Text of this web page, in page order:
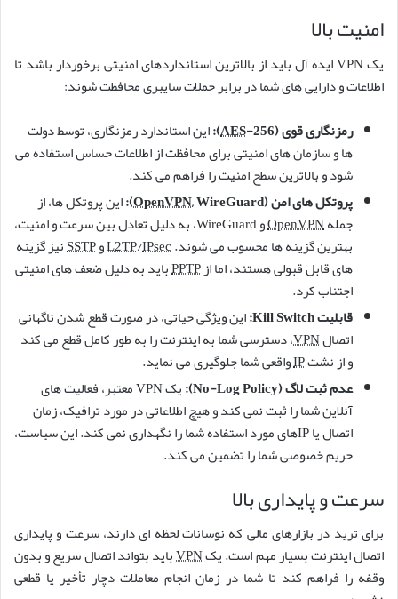
امنیت بالا
یک VPN ایده آل باید از بالاترین استانداردهای امنیتی برخوردار باشد تا
اطلاعات و دارایی های شما در برابر حملات سایبری محافظت شوند:
رمزنگاری قوی (
AES-256):
این استاندارد رمزنگاری، توسط دولت
ها و سازمان های امنیتی برای محافظت از اطلاعات حساس استفاده می
شود و بالاترین سطح امنیت را فراهم می کند.
پروتکل های امن (
OpenVPN, WireGuard):
این پروتکل ها، از
جملهOpenVPN
و WireGuard، به دلیل تعادل بین سرعت و امنیت،
بهترین گزینه ها محسوب می شوند.
L2TP/IPsec وSSTPنیز گزینه
های قابل قبولی هستند، اما ازPPTPباید به دلیل ضعف های امنیتی
اجتناب کرد.
قابلیت Kill Switch:
این ویژگی حیاتی، در صورت قطع شدن ناگهانی
اتصالVPN، دسترسی شما به اینترنت را به طور کامل قطع می کند
و از نشتIPواقعی شما جلوگیری می نماید.
عدم ثبت لاگ (No-Log Policy):
یک VPN معتبر، فعالیت های
آنلاین شما را ثبت نمی کند و هیچ اطلاعاتی در مورد ترافیک، زمان
اتصال یا IPهای مورد استفاده شما را نگهداری نمی کند. این سیاست،
حریم خصوصی شما را تضمین می کند.
سرعت و پایداری بالا
برای ترید در بازارهای مالی که نوسانات لحظه ای دارند، سرعت و پایداری
اتصال اینترنت بسیار مهم است. یکVPNباید بتواند اتصال سریع و بدون
وقفه را فراهم کند تا شما در زمان انجام معاملات دچار تأخیر یا قطعی